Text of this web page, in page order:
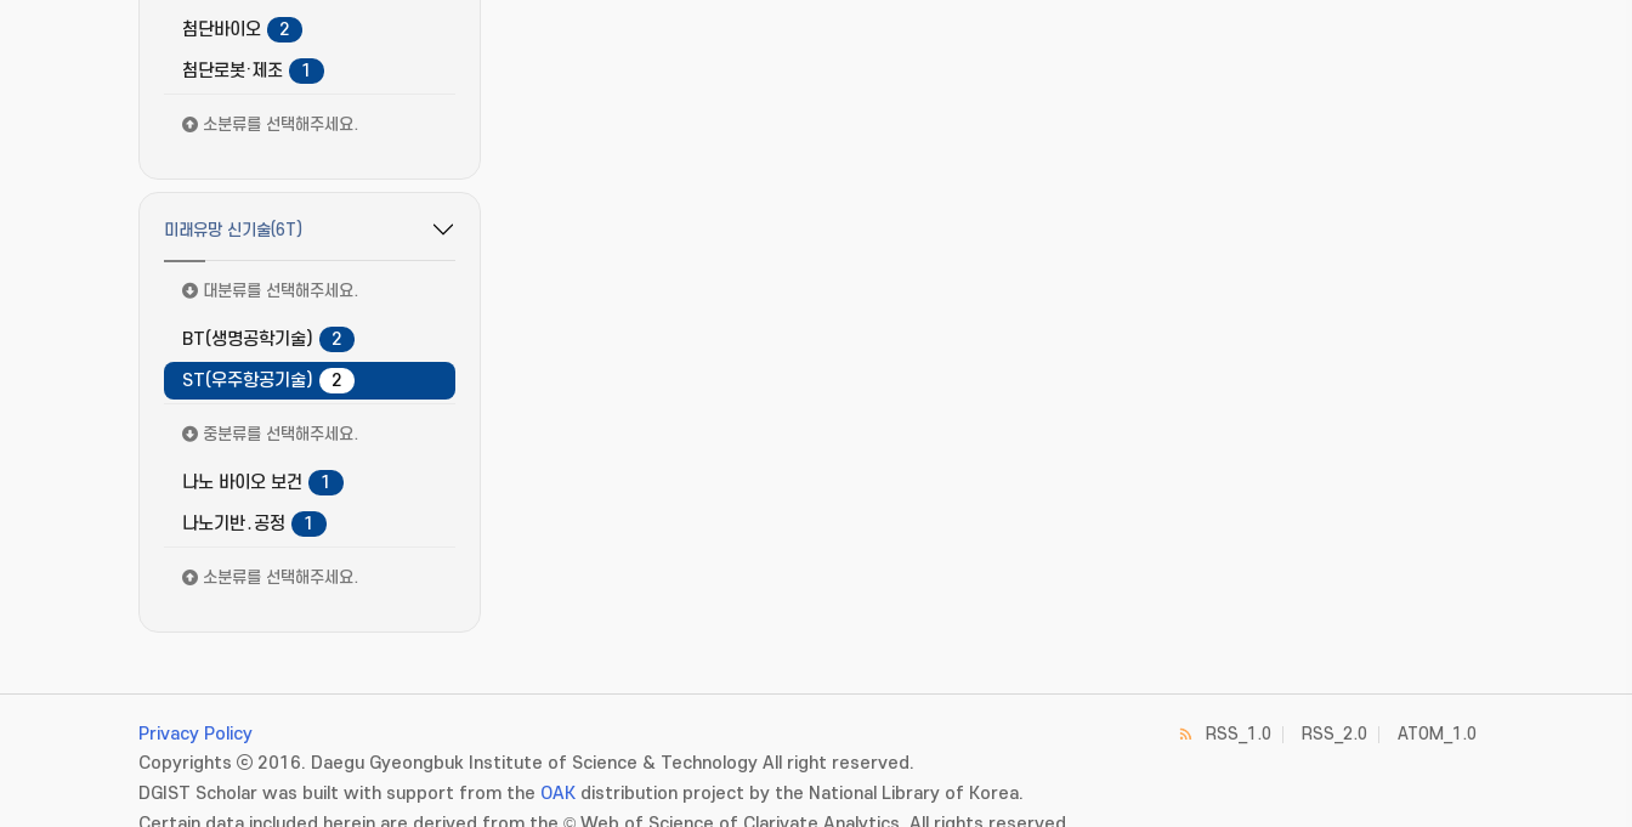
첨단바이오
2
첨단로봇·제조
1
소분류를 선택해주세요.
미래유망 신기술(6T)
필터 옵션 펼치기/접기
대분류를 선택해주세요.
BT(생명공학기술)
2
ST(우주항공기술)
2
중분류를 선택해주세요.
나노 바이오 보건
1
나노기반․공정
1
소분류를 선택해주세요.
Privacy Policy
Copyrights ⓒ 2016. Daegu Gyeongbuk Institute of Science & Technology All right reserved.
DGIST Scholar was built with support from the OAK distribution project by the National Library of Korea.
RSS_1.0 RSS_2.0 ATOM_1.0